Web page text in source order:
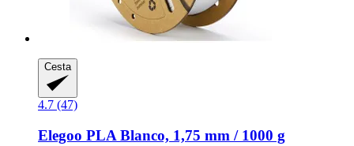
Cesta
4.7 (47)
Elegoo PLA Blanco, 1,75 mm / 1000 g